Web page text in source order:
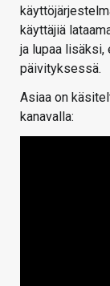
käyttäjiä
ja lupaa lisäksi,
päivityksessä.
Asiaa on
kanavalla: